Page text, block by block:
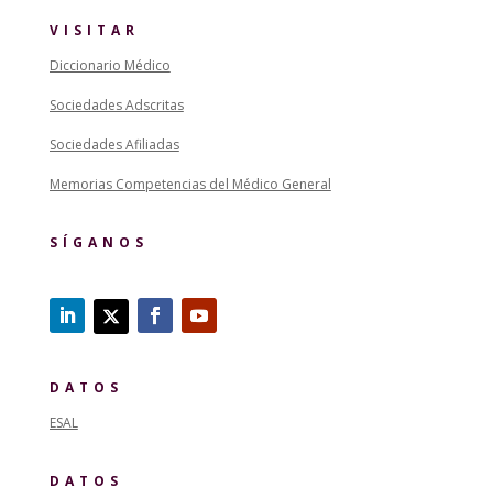
VISITAR
Diccionario Médico
Sociedades Adscritas
Sociedades Afiliadas
Memorias Competencias del Médico General
SÍGANOS
DATOS
ESAL
DATOS